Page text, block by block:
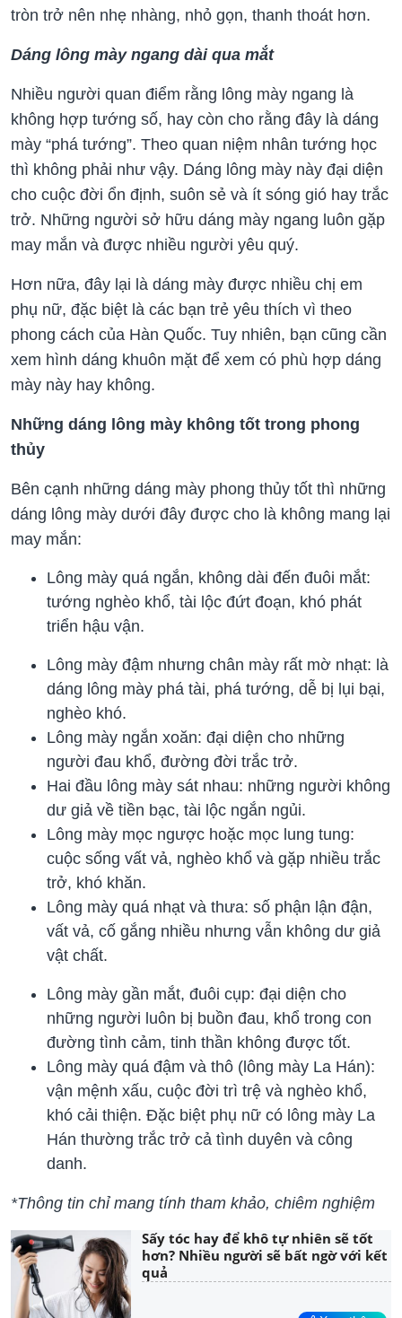
tròn trở nên nhẹ nhàng, nhỏ gọn, thanh thoát hơn.
Dáng lông mày ngang dài qua mắt
Nhiều người quan điểm rằng lông mày ngang là
không hợp tướng số, hay còn cho rằng đây là dáng
mày “phá tướng”. Theo quan niệm nhân tướng học
thì không phải như vậy. Dáng lông mày này đại diện
cho cuộc đời ổn định, suôn sẻ và ít sóng gió hay trắc
trở. Những người sở hữu dáng mày ngang luôn gặp
may mắn và được nhiều người yêu quý.
Hơn nữa, đây lại là dáng mày được nhiều chị em
phụ nữ, đặc biệt là các bạn trẻ yêu thích vì theo
phong cách của Hàn Quốc. Tuy nhiên, bạn cũng cần
xem hình dáng khuôn mặt để xem có phù hợp dáng
mày này hay không.
Những dáng lông mày không tốt trong phong
thủy
Bên cạnh những dáng mày phong thủy tốt thì những
dáng lông mày dưới đây được cho là không mang lại
may mắn:
Lông mày quá ngắn, không dài đến đuôi mắt:
tướng nghèo khổ, tài lộc đứt đoạn, khó phát
triển hậu vận.
Lông mày đậm nhưng chân mày rất mờ nhạt: là
dáng lông mày phá tài, phá tướng, dễ bị lụi bại,
nghèo khó.
Lông mày ngắn xoăn: đại diện cho những
người đau khổ, đường đời trắc trở.
Hai đầu lông mày sát nhau: những người không
dư giả về tiền bạc, tài lộc ngắn ngủi.
Lông mày mọc ngược hoặc mọc lung tung:
cuộc sống vất vả, nghèo khổ và gặp nhiều trắc
trở, khó khăn.
Lông mày quá nhạt và thưa: số phận lận đận,
vất vả, cố gắng nhiều nhưng vẫn không dư giả
vật chất.
Lông mày gần mắt, đuôi cụp: đại diện cho
những người luôn bị buồn đau, khổ trong con
đường tình cảm, tinh thần không được tốt.
Lông mày quá đậm và thô (lông mày La Hán):
vận mệnh xấu, cuộc đời trì trệ và nghèo khổ,
khó cải thiện. Đặc biệt phụ nữ có lông mày La
Hán thường trắc trở cả tình duyên và công
danh.
*Thông tin chỉ mang tính tham khảo, chiêm nghiệm
Sấy tóc hay để khô tự nhiên sẽ tốt
hơn? Nhiều người sẽ bất ngờ với kết
quả